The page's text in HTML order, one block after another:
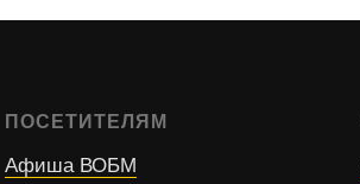
ПОСЕТИТЕЛЯМ
Афиша ВОБМ